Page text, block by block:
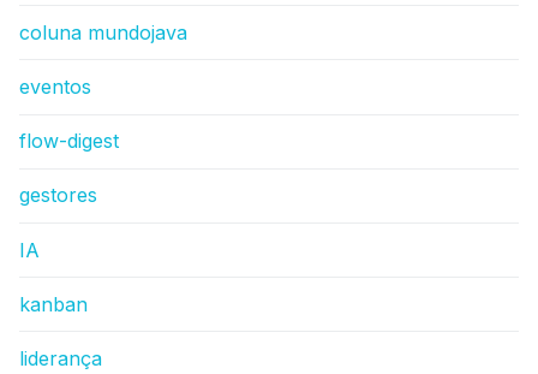
coluna mundojava
eventos
flow-digest
gestores
IA
kanban
liderança